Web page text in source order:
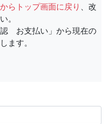
らトップ画面に戻り 、改
。
お支払い」から現在の
ます。